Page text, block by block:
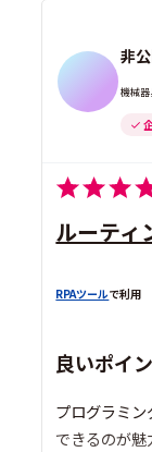
非
機械
ルーティ
RPAツールで利用
良いポイ
プログラミ
できるのが